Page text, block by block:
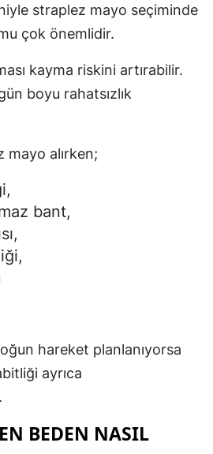
straplez mayo seçiminde
çok önemlidir.
kayma riskini artırabilir.
boyu rahatsızlık
mayo alırken;
bant,
hareket planlanıyorsa
ayrıca
BEDEN NASIL